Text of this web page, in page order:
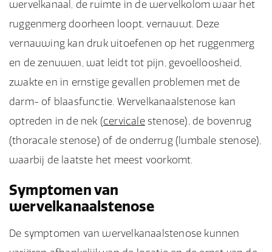
wervelkanaal, de ruimte in de wervelkolom waar het
ruggenmerg doorheen loopt, vernauwt. Deze
vernauwing kan druk uitoefenen op het ruggenmerg
en de zenuwen, wat leidt tot pijn, gevoelloosheid,
zwakte en in ernstige gevallen problemen met de
darm- of blaasfunctie. Wervelkanaalstenose kan
optreden in de nek (cervicalestenose), de bovenrug
(thoracale stenose) of de onderrug (lumbale stenose),
waarbij de laatste het meest voorkomt.
Symptomen van
wervelkanaalstenose
De symptomen van wervelkanaalstenose kunnen